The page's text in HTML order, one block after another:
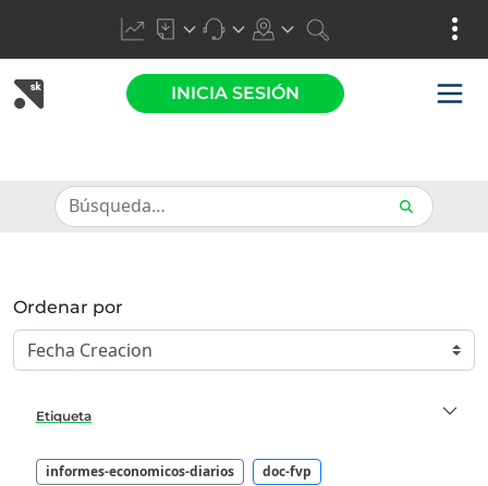
INICIA SESIÓN
Ordenar por
Etiqueta
informes-economicos-diarios
doc-fvp